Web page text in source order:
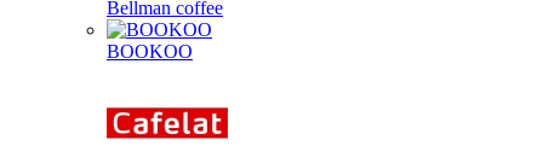
Bellman coffee
BOOKOO